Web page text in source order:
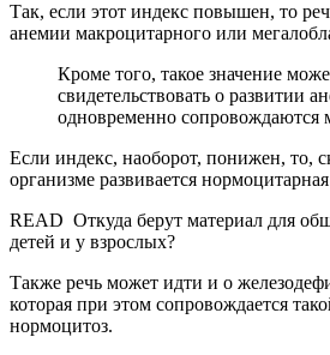
Так, если этот индекс повышен, то
анемии макроцитарного или
Кроме того, такое значение
свидетельствовать о развитии
одновременно сопровождаются
Если индекс, наоборот, понижен, то,
организме развивается
READ Откуда берут материал для
детей и у взрослых?
Также речь может идти и о
которая при этом сопровождается
нормоцитоз.